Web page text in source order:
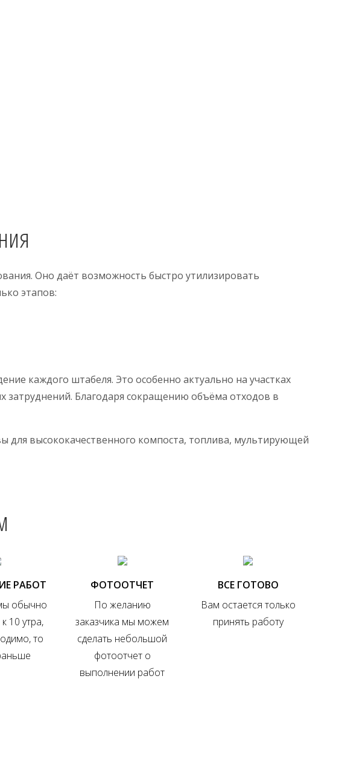
Оно даёт возможность быстро утилизировать
этапов:
каждого штабеля. Это особенно актуально на участках
Благодаря сокращению объёма отходов в
для высококачественного компоста, топлива, мультирующей
РАБОТ
обычно
10 утра,
то
ФОТООТЧЕТ
По желанию
заказчика мы можем
сделать небольшой
фотоотчет о
выполнении работ
ВСЕ ГОТОВО
Вам остается только
принять работу